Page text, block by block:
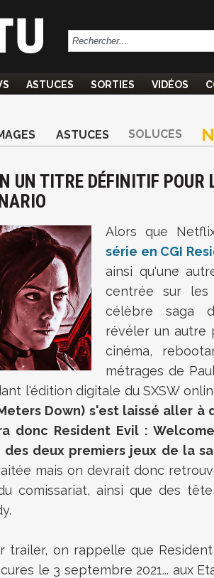
ASTUCES SORTIES VIDÉOS
ASTUCES SOLUCES
UN TITRE DÉFINITIF POUR
Alors que
série en CGI
ainsi qu'une
centrée sur les
célèbre saga
révéler un autre
cinéma,
métrages de
l'édition digitale duSXSW
Down) s'est laissé aller
donc Resident Evil :
deux premiers jeux de la
mais on devrait donc
comissariat, ainsi que des
trailer, on rappelle que
le 3 septembre 2021... aux